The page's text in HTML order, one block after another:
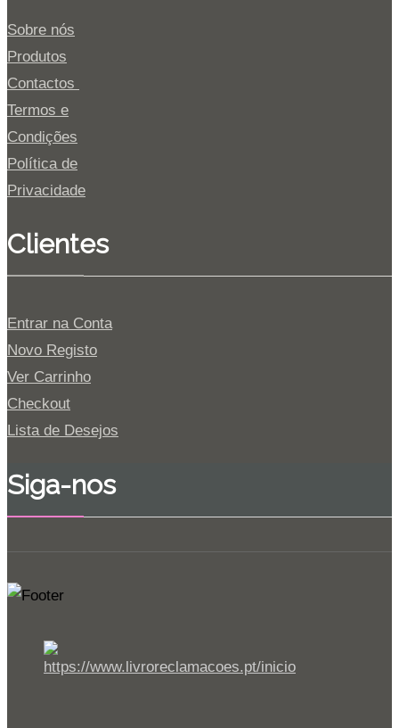
Sobre nós
Produtos
Contactos
Termos e
Condições
Política de
Privacidade
Clientes
Entrar na Conta
Novo Registo
Ver Carrinho
Checkout
Lista de Desejos
Siga-nos